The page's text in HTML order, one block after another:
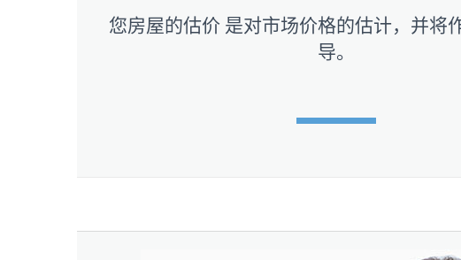
您房屋的估价 是对市场价格的估计，并将
导。